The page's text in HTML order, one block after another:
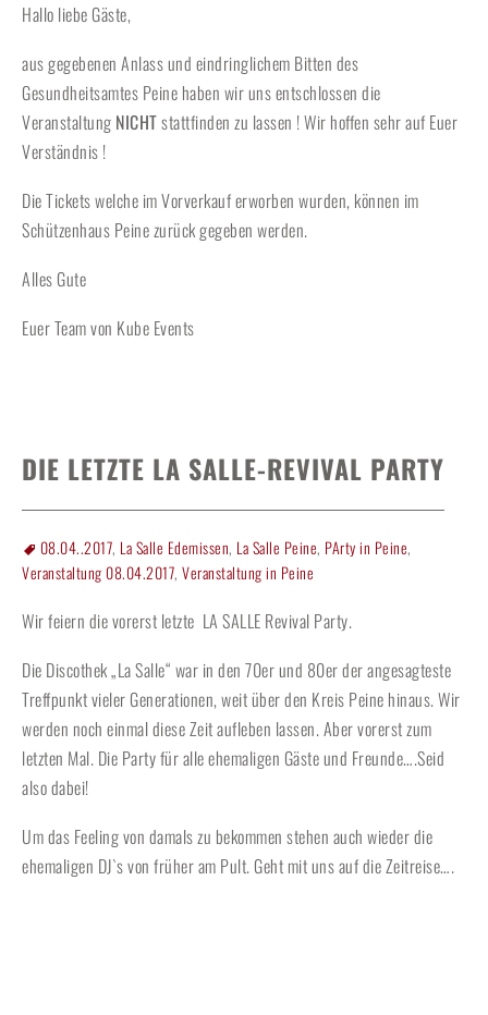
Hallo liebe Gäste,
aus gegebenen Anlass und eindringlichem Bitten des
Gesundheitsamtes Peine haben wir uns entschlossen die
Veranstaltung NICHTstattfinden zu lassen ! Wir hoffen sehr auf Euer
Verständnis !
Die Tickets welche im Vorverkauf erworben wurden, können im
Schützenhaus Peine zurück gegeben werden.
Alles Gute
Euer Team von Kube Events
DIE LETZTE LA SALLE-REVIVAL PARTY
08.04..2017, La Salle Edemissen, La Salle Peine, PArty in Peine,
Veranstaltung 08.04.2017, Veranstaltung in Peine
Wir feiern die vorerst letzte LA SALLE Revival Party.
Die Discothek „La Salle“ war in den 70er und 80er der angesagteste
Treffpunkt vieler Generationen, weit über den Kreis Peine hinaus. Wir
werden noch einmal diese Zeit aufleben lassen. Aber vorerst zum
letzten Mal. Die Party für alle ehemaligen Gäste und Freunde….Seid
also dabei!
Um das Feeling von damals zu bekommen stehen auch wieder die
ehemaligen DJ`s von früher am Pult. Geht mit uns auf die Zeitreise….